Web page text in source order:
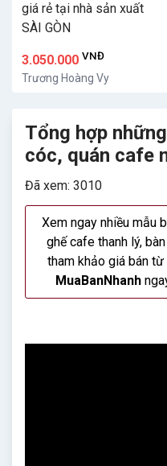
giá rẻ tại nhà sản xuất
SÀI GÒN
3.050.000 VNĐ
Trương Hoàng Vy
Tổng hợp
cóc, quán cafe
Đã xem: 3010
Xem ngay nhiều mẫu
ghế cafe thanh lý,
tham khảo giá bán
MuaBanNhanh